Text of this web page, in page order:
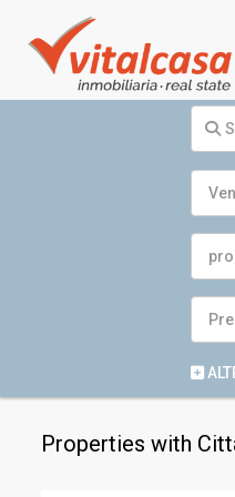
Properties with